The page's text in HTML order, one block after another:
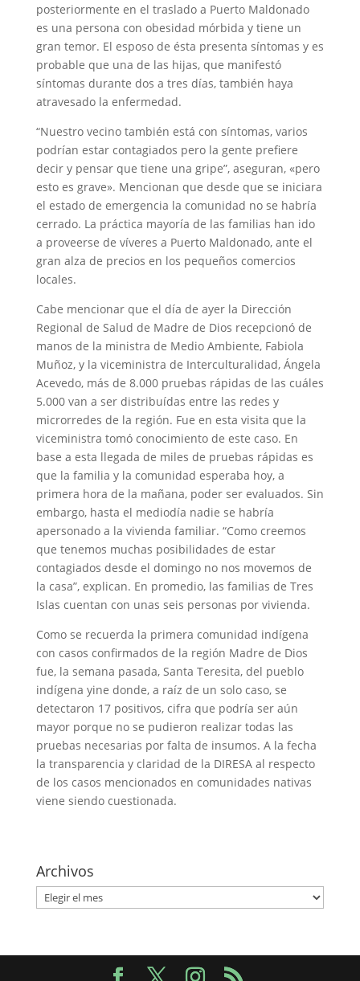
posteriormente en el traslado a Puerto Maldonado
es una persona con obesidad mórbida y tiene un
gran temor. El esposo de ésta presenta síntomas y es
probable que una de las hijas, que manifestó
síntomas durante dos a tres días, también haya
atravesado la enfermedad.
“Nuestro vecino también está con síntomas, varios
podrían estar contagiados pero la gente prefiere
decir y pensar que tiene una gripe”, aseguran, «pero
esto es grave». Mencionan que desde que se iniciara
el estado de emergencia la comunidad no se habría
cerrado. La práctica mayoría de las familias han ido
a proveerse de víveres a Puerto Maldonado, ante el
gran alza de precios en los pequeños comercios
locales.
Cabe mencionar que el día de ayer la Dirección
Regional de Salud de Madre de Dios recepcionó de
manos de la ministra de Medio Ambiente, Fabiola
Muñoz, y la viceministra de Interculturalidad, Ángela
Acevedo, más de 8.000 pruebas rápidas de las cuáles
5.000 van a ser distribuídas entre las redes y
microrredes de la región. Fue en esta visita que la
viceministra tomó conocimiento de este caso. En
base a esta llegada de miles de pruebas rápidas es
que la familia y la comunidad esperaba hoy, a
primera hora de la mañana, poder ser evaluados. Sin
embargo, hasta el mediodía nadie se habría
apersonado a la vivienda familiar. “Como creemos
que tenemos muchas posibilidades de estar
contagiados desde el domingo no nos movemos de
la casa”, explican. En promedio, las familias de Tres
Islas cuentan con unas seis personas por vivienda.
Como se recuerda la primera comunidad indígena
con casos confirmados de la región Madre de Dios
fue, la semana pasada, Santa Teresita, del pueblo
indígena yine donde, a raíz de un solo caso, se
detectaron 17 positivos, cifra que podría ser aún
mayor porque no se pudieron realizar todas las
pruebas necesarias por falta de insumos. A la fecha
la transparencia y claridad de la DIRESA al respecto
de los casos mencionados en comunidades nativas
viene siendo cuestionada.
Archivos
Archivos